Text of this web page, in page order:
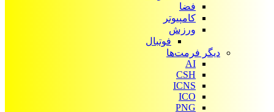
فضا
کامپیوتر
ورزش
فوتبال
دیگر فرمت‌ها
AI
CSH
ICNS
ICO
PNG